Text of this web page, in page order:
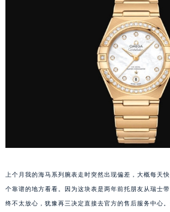
上个月我的海马系列腕表走时突然出现偏差，大概每天
个靠谱的地方看看。因为这块表是两年前托朋友从瑞士
终不太放心，犹豫再三决定直接去官方的售后服务中心